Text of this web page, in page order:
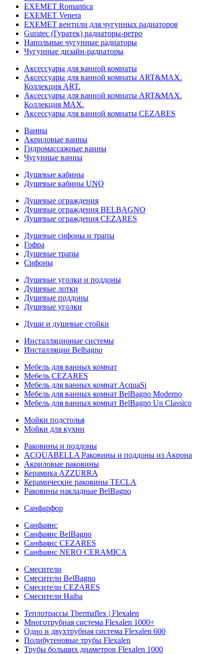
EXEMET Romantica
EXEMET Venera
EXEMET вентили для чугунных радиаторов
Guratec (Гуратек) радиаторы-ретро
Напольные чугунные радиаторы
Чугунные дизайн-радиаторы
Аксессуары для ванной комнаты
Аксессуары для ванной комнаты ART&MAX.
Коллекция ART.
Аксессуары для ванной комнаты ART&MAX.
Коллекция MAX.
Аксессуары для ванной комнаты CEZARES
Ванны
Акриловые ванны
Гидромассажные ванны
Чугунные ванны
Душевые кабины
Душевые кабины UNO
Душевые ограждения
Душевые ограждения BELBAGNO
Душевые ограждения CEZARES
Душевые сифоны и трапы
Гофра
Душевые трапы
Сифоны
Душевые уголки и поддоны
Душевые лотки
Душевые поддоны
Душевые уголки
Души и душевые стойки
Инсталляционые системы
Инсталляции Belbagno
Мебель для ванных комнат
Мебель CEZARES
Мебель для ванных комнат AcquaSi
Мебель для ванных комнат BelBagno Moderno
Мебель для ванных комнат BelBagno Un Classico
Мойки подстолья
Мойки для кухни
Раковины и поддоны
ACQUABELLA Раковины и поддоны из Акрона
Акриловые раковины
Керамика AZZURRA
Керамические раковины TECLA
Раковины накладные BelBagno
Санфарфор
Санфаянс
Санфаянс BelBagno
Санфаянс CEZARES
Санфаянс NERO CERAMICA
Смесители
Смесители BelBagno
Смесители CEZARES
Смесители Haiba
Теплотрассы Thermaflex | Flexalen
Многотрубная система Flexalen 1000+
Одно и двухтрубная система Flexalen 600
Полибутеновые трубы Flexalen
Трубы больших диаметров Flexalen 1000